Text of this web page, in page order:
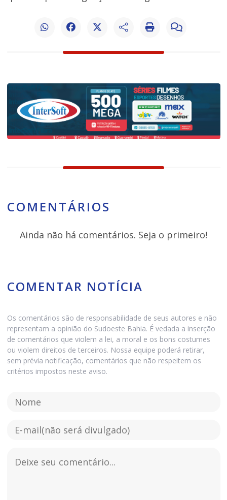
COMENTÁRIOS
Ainda não há comentários. Seja o primeiro!
COMENTAR NOTÍCIA
Os comentários são de responsabilidade de seus autores e não
representam a opinião do Sudoeste Bahia. É vedada a inserção
de comentários que violem a lei, a moral e os bons costumes
ou violem direitos de terceiros. Nossa equipe poderá retirar,
sem prévia notificação, comentários que não respeitem os
critérios impostos neste aviso.